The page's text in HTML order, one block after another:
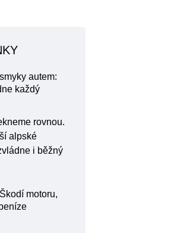
autem:
každý
rovnou.
alpské
i běžný
motoru,